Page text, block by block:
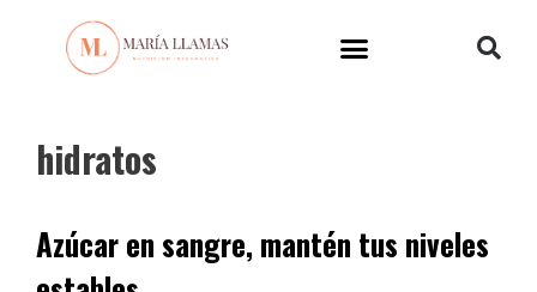
hidratos
Azúcar en sangre, mantén tus niveles